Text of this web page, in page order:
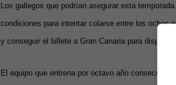
Los gallegos que podrían asegurar esta
condiciones para intentar colarse entre los ochos
y conseguir el billete a Gran Canaria para disputar
El equipo que entrena por octavo año